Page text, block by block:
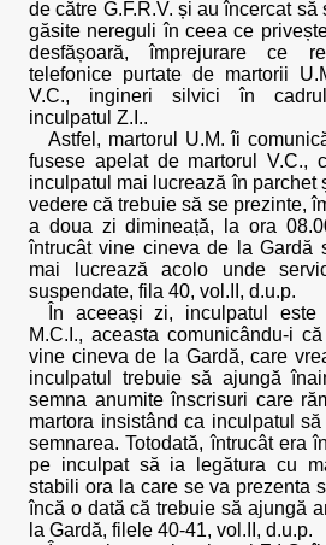
de către G.F.R.V. și au încercat să
găsite nereguli în ceea ce
desfășoară, împrejurare ce
telefonice purtate de martorii
V.C., ingineri silvici în cadrul
inculpatul Z.I..
Astfel, martorul U.M. îi
fusese apelat de martorul V.C.,
inculpatul mai lucrează în parchet
vedere că trebuie să se prezinte,
a doua zi dimineață, la ora
întrucât vine cineva de la Gardă
mai lucrează acolo unde
suspendate, fila 40, vol.II, d.u.p.
În aceeași zi, inculpatul
M.C.I., aceasta comunicându-i
vine cineva de la Gardă, care
inculpatul trebuie să ajungă
semna anumite înscrisuri care
martora insistând ca inculpatul
semnarea. Totodată, întrucât era
pe inculpat să ia legătura cu
stabili ora la care se va prezenta
încă o dată că trebuie să ajungă
la Gardă, filele 40-41, vol.II, d.u.p.